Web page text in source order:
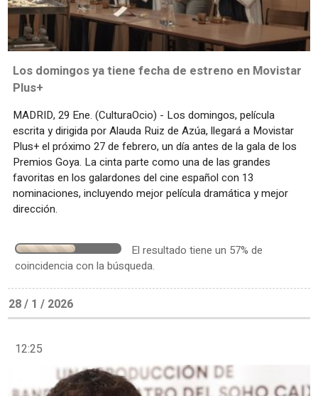
Los domingos ya tiene fecha de estreno en Movistar
Plus+
MADRID, 29 Ene. (CulturaOcio) - Los domingos, película
escrita y dirigida por Alauda Ruiz de Azúa, llegará a Movistar
Plus+ el próximo 27 de febrero, un día antes de la gala de los
Premios Goya. La cinta parte como una de las grandes
favoritas en los galardones del cine español con 13
nominaciones, incluyendo mejor película dramática y mejor
dirección.
El resultado tiene un 57% de
coincidencia con la búsqueda.
28 / 1 / 2026
12:25